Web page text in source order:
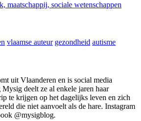
maatschappij, sociale wetenschappen
vlaamse auteur gezondheid autisme
uit Vlaanderen en is social media
deelt ze al enkele jaren haar
te krijgen op het dagelijks leven en zich
die niet aanvoelt als de hare. Instagram
@mysigblog.